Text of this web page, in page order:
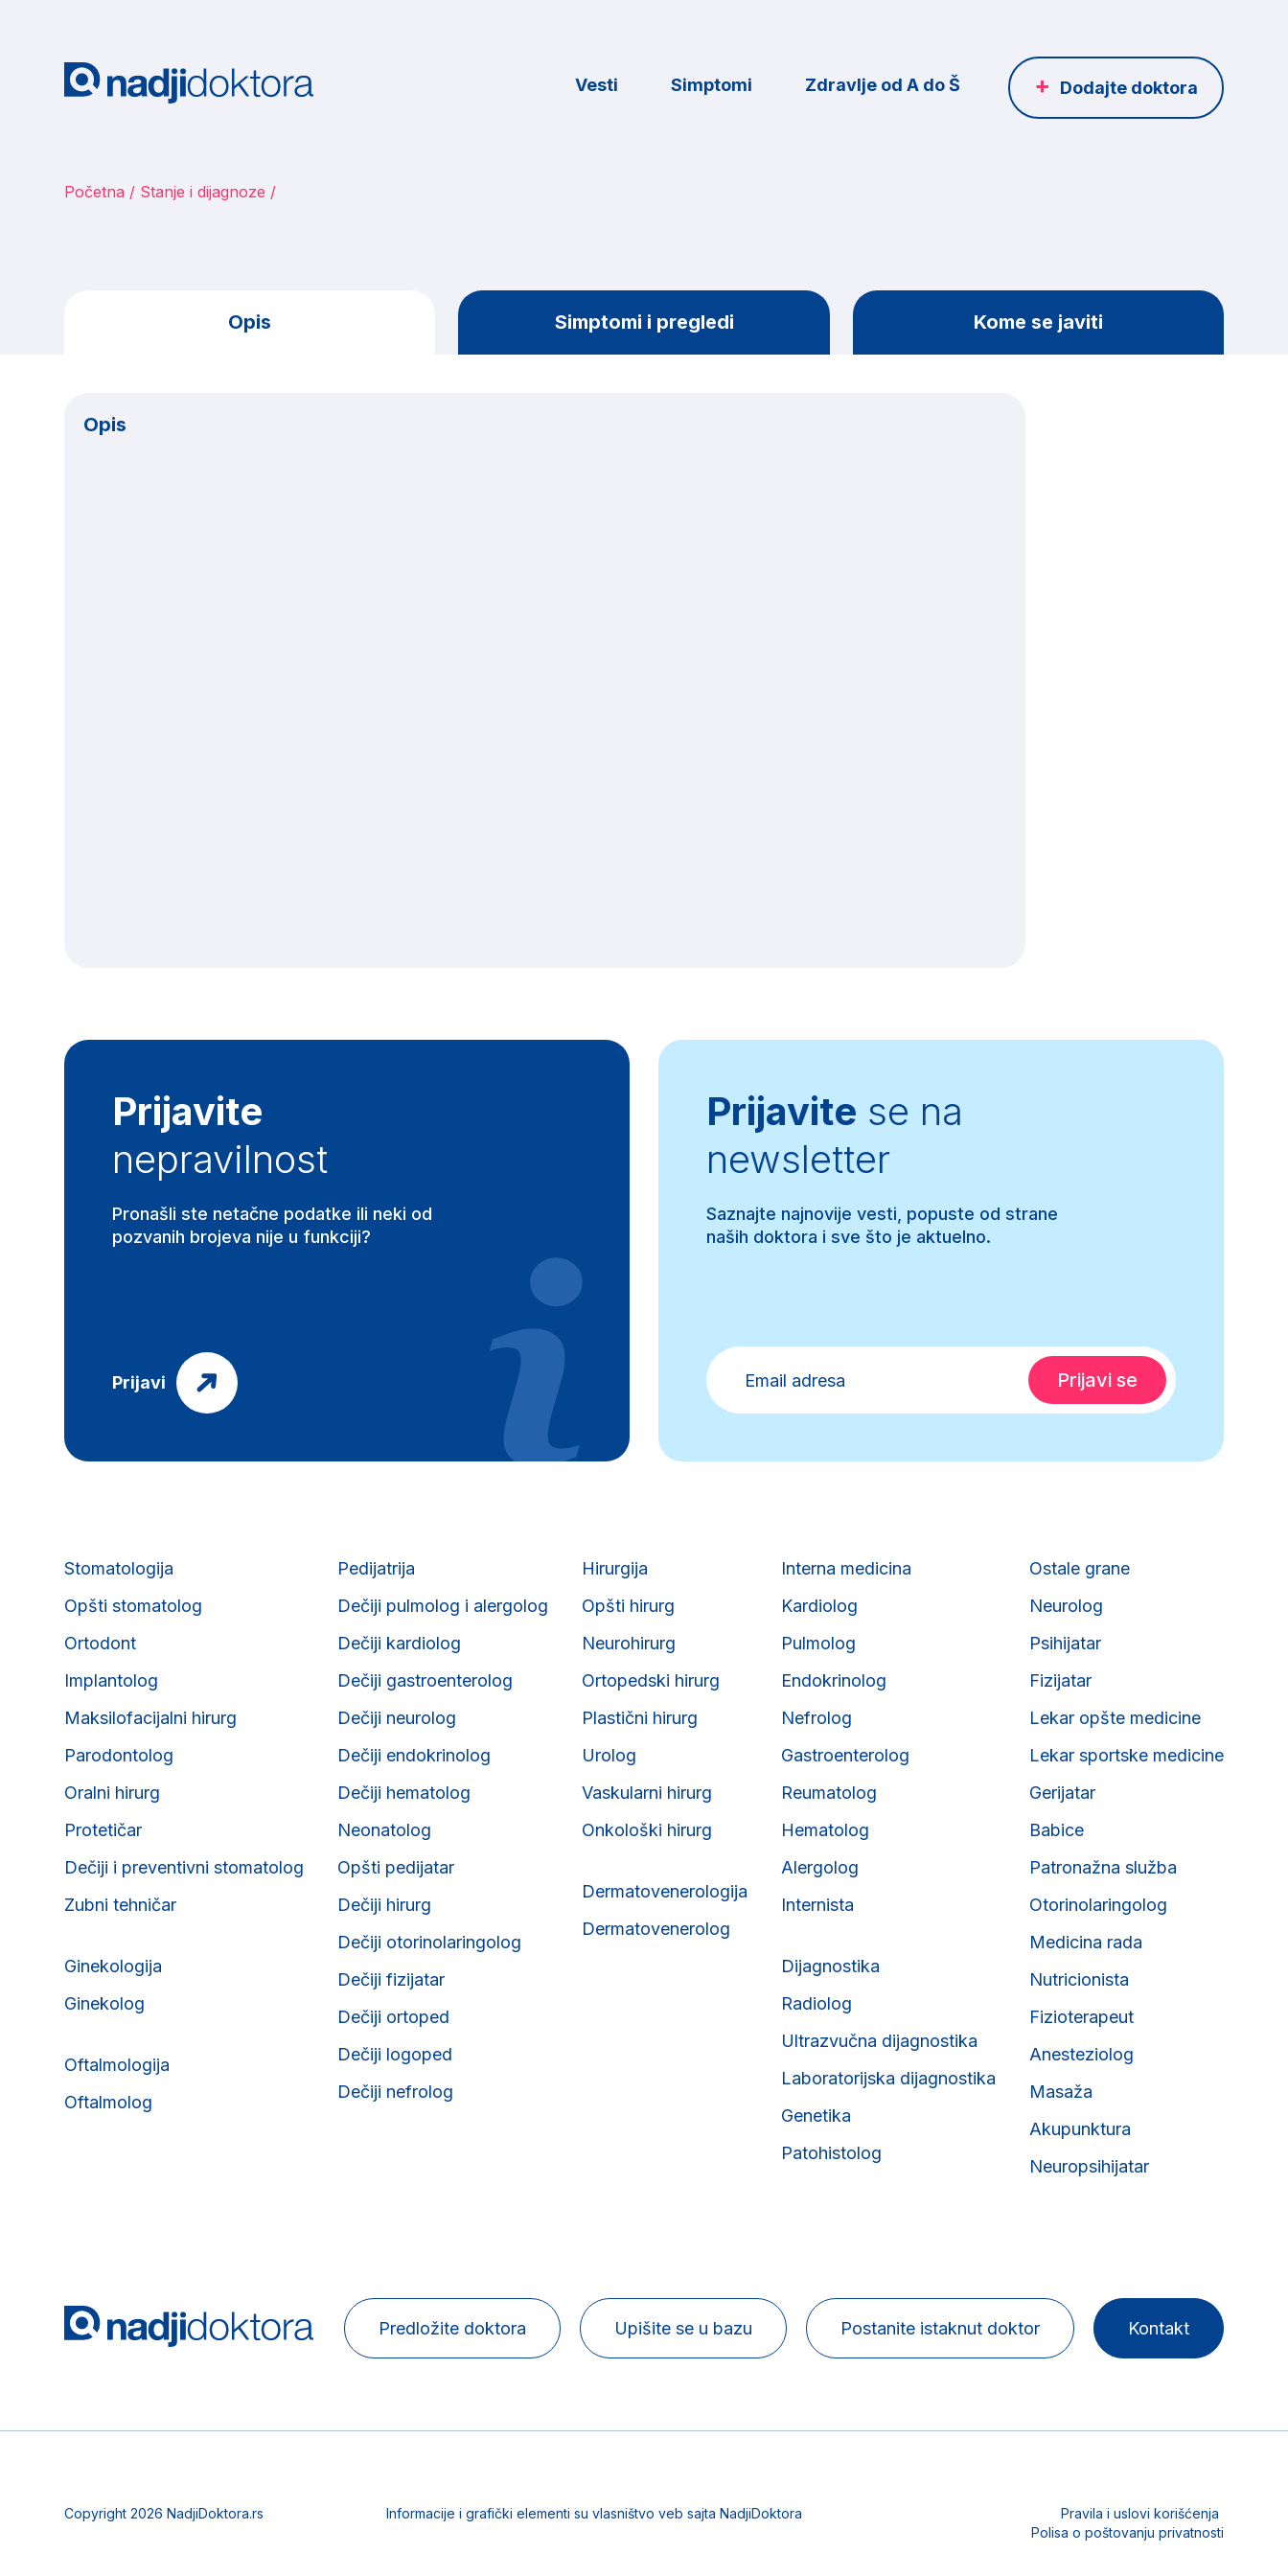
Vesti Simptomi Zdravlje od A do Š Dodajte doktora
Početna Stanje i dijagnoze
Opis Simptomi i pregledi Kome se javiti
Opis
Prijavite
nepravilnost
Pronašli ste netačne podatke ili neki od
pozvanih brojeva nije u funkciji?
Prijavi
Prijavite se na
newsletter
Saznajte najnovije vesti, popuste od strane
naših doktora i sve što je aktuelno.
Stomatologija
Opšti stomatolog
Ortodont
Implantolog
Maksilofacijalni hirurg
Parodontolog
Oralni hirurg
Protetičar
Dečiji i preventivni stomatolog
Zubni tehničar
Ginekologija
Ginekolog
Oftalmologija
Oftalmolog
Pedijatrija
Dečiji pulmolog i alergolog
Dečiji kardiolog
Dečiji gastroenterolog
Dečiji neurolog
Dečiji endokrinolog
Dečiji hematolog
Neonatolog
Opšti pedijatar
Dečiji hirurg
Dečiji otorinolaringolog
Dečiji fizijatar
Dečiji ortoped
Dečiji logoped
Dečiji nefrolog
Hirurgija
Opšti hirurg
Neurohirurg
Ortopedski hirurg
Plastični hirurg
Urolog
Vaskularni hirurg
Onkološki hirurg
Dermatovenerologija
Dermatovenerolog
Interna medicina
Kardiolog
Pulmolog
Endokrinolog
Nefrolog
Gastroenterolog
Reumatolog
Hematolog
Alergolog
Internista
Dijagnostika
Radiolog
Ultrazvučna dijagnostika
Laboratorijska dijagnostika
Genetika
Patohistolog
Ostale grane
Neurolog
Psihijatar
Fizijatar
Lekar opšte medicine
Lekar sportske medicine
Gerijatar
Babice
Patronažna služba
Otorinolaringolog
Medicina rada
Nutricionista
Fizioterapeut
Anesteziolog
Masaža
Akupunktura
Neuropsihijatar
Predložite doktora Upišite se u bazu Postanite istaknut doktor Kontakt
Copyright 2026 NadjiDoktora.rs Informacije i grafički elementi su vlasništvo veb sajta NadjiDoktora
Pravila i uslovi korišćenja
Polisa o poštovanju privatnosti